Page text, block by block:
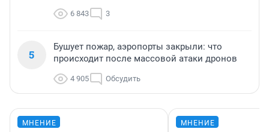
6 843 3
5
Бушует пожар, аэропорты закрыли: что
происходит после массовой атаки дронов
4 905 Обсудить
МНЕНИЕ МНЕНИЕ